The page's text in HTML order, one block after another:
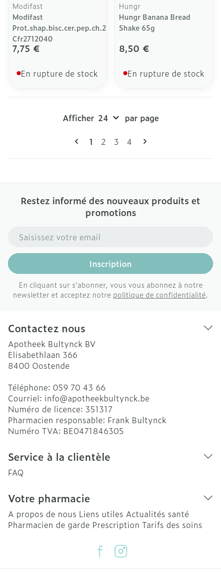
Modifast
Modifast
Prot.shap.bisc.cer.pep.ch.200g
Cfr2712040
7,75 €
En rupture de stock
Hungr
Hungr Banana Bread
Shake 65g
8,50 €
En rupture de stock
Pages
Vous lisez actuellement la page
1 Page
2 Page
3 Page
4
Afficher par page
Restez informé des nouveaux produits et
promotions
Adresse mail
Inscription
En cliquant sur s'abonner, vous vous abonnez à notre
newsletter et acceptez notre politique de confidentialité.
Contactez nous
Apotheek Bultynck BV
Elisabethlaan 366
8400 Oostende
Téléphone: 059 70 43 66
Courriel: info@apotheekbultynck.be
Numéro de licence: 351317
Pharmacien responsable: Frank Bultynck
Numéro TVA: BE0471846305
Service à la clientèle
FAQ
Votre pharmacie
A propos de nous Liens utiles Actualités santé
Pharmacien de garde Prescription Tarifs des soins